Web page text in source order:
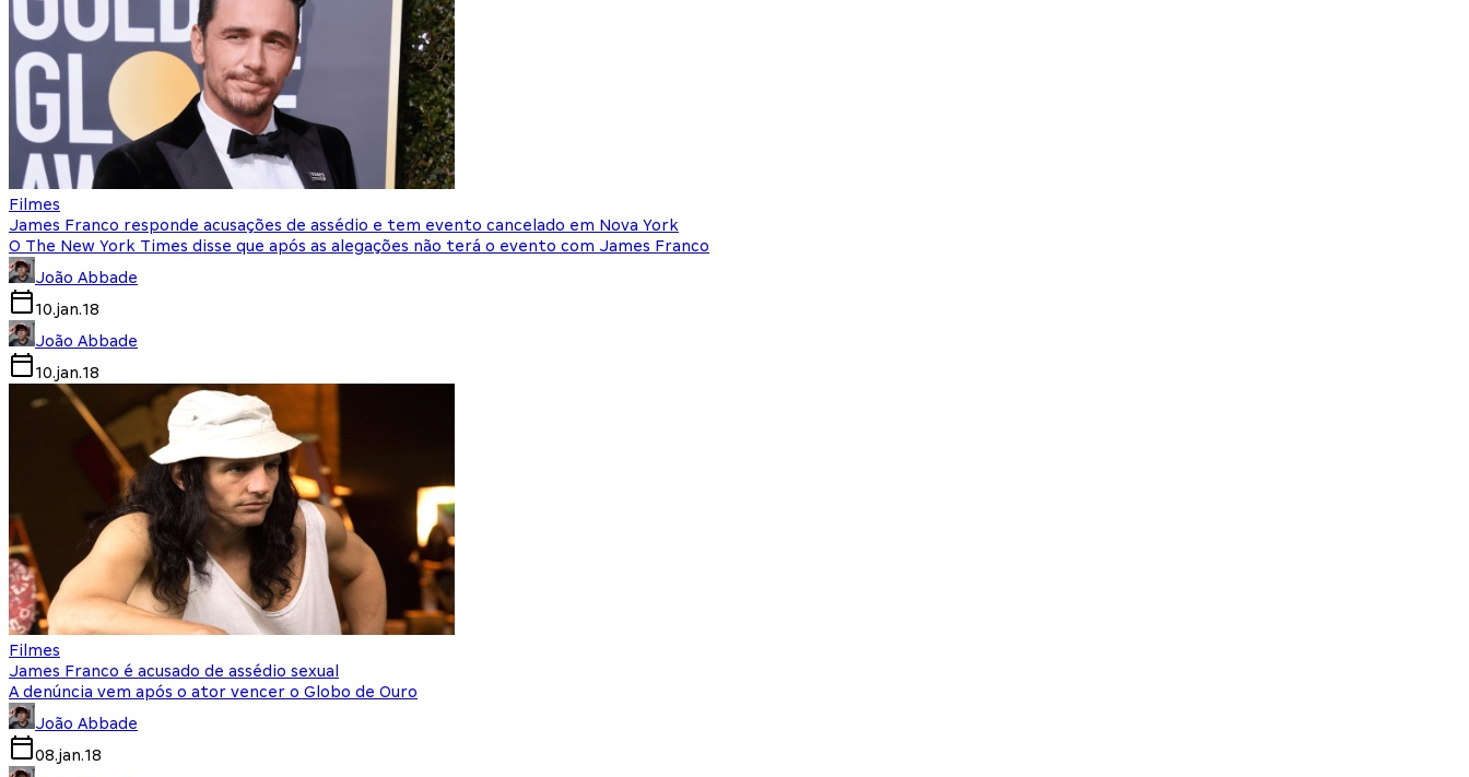
Filmes
James Franco responde acusações de assédio e tem evento cancelado em Nova York
O The New York Times disse que após as alegações não terá o evento com James Franco
João Abbade
10.jan.18
João Abbade
10.jan.18
Filmes
James Franco é acusado de assédio sexual
A denúncia vem após o ator vencer o Globo de Ouro
João Abbade
08.jan.18